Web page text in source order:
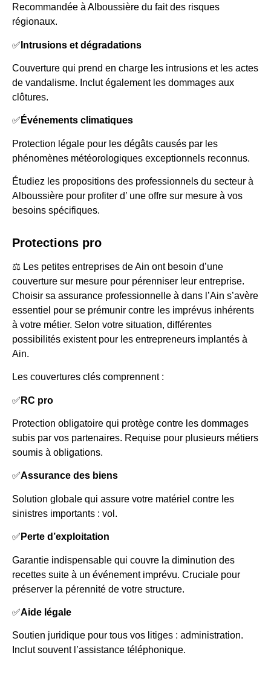
Recommandée à Alboussière du fait des risques
régionaux.
✅ Intrusions et dégradations
Couverture qui prend en charge les intrusions et les actes
de vandalisme. Inclut également les dommages aux
clôtures.
✅ Événements climatiques
Protection légale pour les dégâts causés par les
phénomènes météorologiques exceptionnels reconnus.
Étudiez les propositions des professionnels du secteur à
Alboussière pour profiter d’ une offre sur mesure à vos
besoins spécifiques.
Protections pro
⚖️ Les petites entreprises de Ain ont besoin d’une
couverture sur mesure pour pérenniser leur entreprise.
Choisir sa assurance professionnelle à dans l’Ain s’avère
essentiel pour se prémunir contre les imprévus inhérents
à votre métier. Selon votre situation, différentes
possibilités existent pour les entrepreneurs implantés à
Ain.
Les couvertures clés comprennent :
✅ RC pro
Protection obligatoire qui protège contre les dommages
subis par vos partenaires. Requise pour plusieurs métiers
soumis à obligations.
✅Assurance des biens
Solution globale qui assure votre matériel contre les
sinistres importants : vol.
✅ Perte d’exploitation
Garantie indispensable qui couvre la diminution des
recettes suite à un événement imprévu. Cruciale pour
préserver la pérennité de votre structure.
✅Aide légale
Soutien juridique pour tous vos litiges : administration.
Inclut souvent l’assistance téléphonique.